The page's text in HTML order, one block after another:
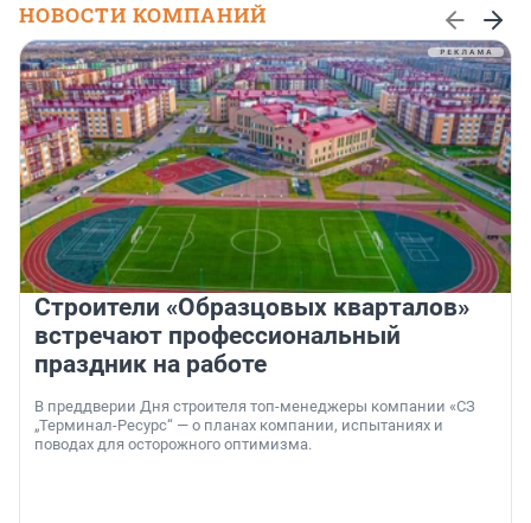
НОВОСТИ КОМПАНИЙ
Строители «Образцовых кварталов»
встречают профессиональный
праздник на работе
В преддверии Дня строителя топ-менеджеры компании «СЗ
„Терминал-Ресурс“ — о планах компании, испытаниях и
поводах для осторожного оптимизма.